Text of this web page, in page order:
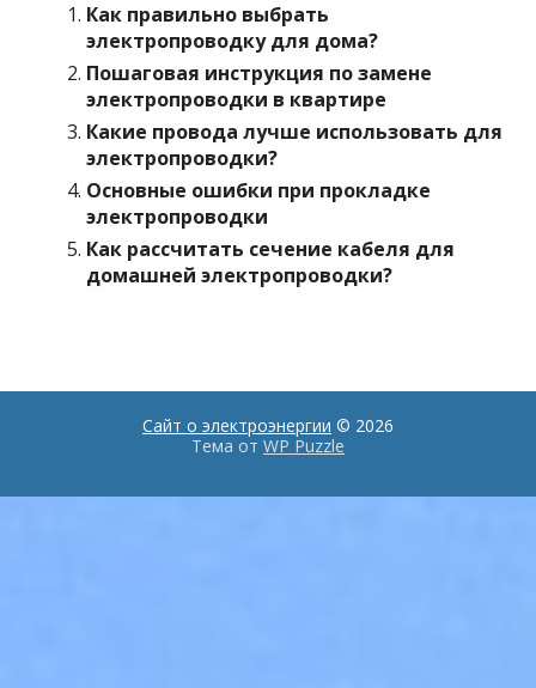
Как правильно выбрать
электропроводку для дома?
Пошаговая инструкция по замене
электропроводки в квартире
Какие провода лучше использовать для
электропроводки?
Основные ошибки при прокладке
электропроводки
Как рассчитать сечение кабеля для
домашней электропроводки?
Сайт о электроэнергии © 2026
Тема от WP Puzzle